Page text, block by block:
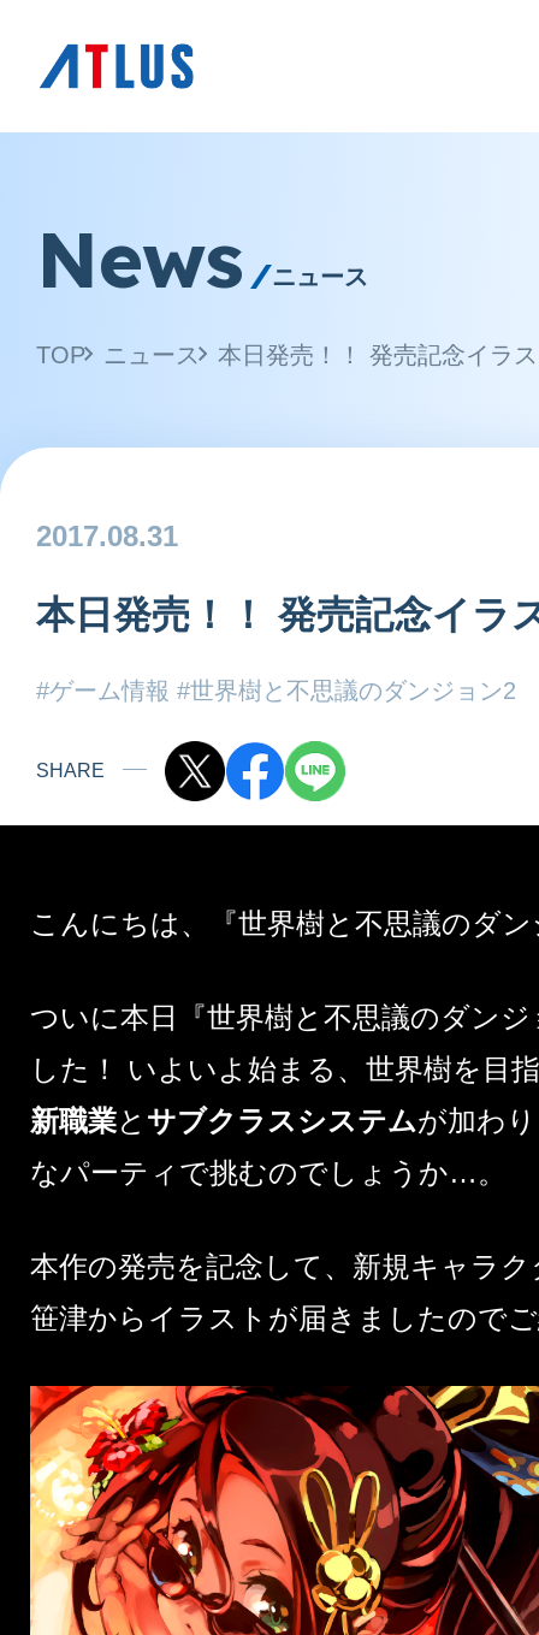
News ニュース
TOP ニュース 本日発売！！ 発売記念イラ
2017.08.31
本日発売！！ 発売記念イラ
#ゲーム情報 #世界樹と不思議のダンジョン2
SHARE
こんにちは、『世界樹と不思議のダ
ついに本日『世界樹と不思議のダン
した！ いよいよ始まる、世界樹を目
新職業と サブクラスシステムが加わ
なパーティで挑むのでしょうか…。
本作の発売を記念して、新規キャラ
笹津からイラストが届きましたので